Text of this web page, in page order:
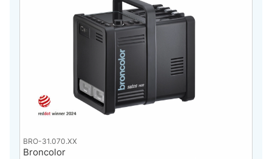
BRO-31.070.XX
Broncolor